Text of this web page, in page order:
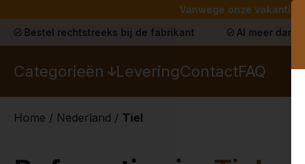
Vanwege onze vakantie
Bestel rechtstreeks bij de fabrikant Al meer dan
Categorieën LeveringContactFAQ
Home / Nederland / Tiel